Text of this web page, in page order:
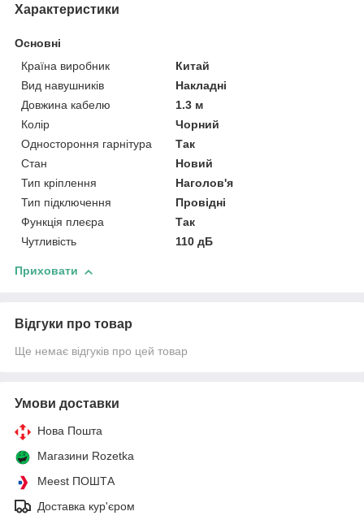
Характеристики
Основні
Країна виробник
Китай
Вид навушників
Накладні
Довжина кабелю
1.3 м
Колір
Чорний
Одностороння гарнітура
Так
Стан
Новий
Тип кріплення
Наголов'я
Тип підключення
Провідні
Функція плеєра
Так
Чутливість
110 дБ
Приховати
Відгуки про товар
Ще немає відгуків про цей товар
Умови доставки
Нова Пошта
Магазини Rozetka
Meest ПОШТА
Доставка кур'єром